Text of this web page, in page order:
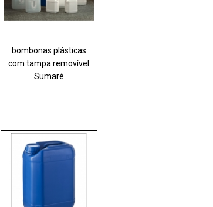
bombonas plásticas
com tampa removível
Sumaré